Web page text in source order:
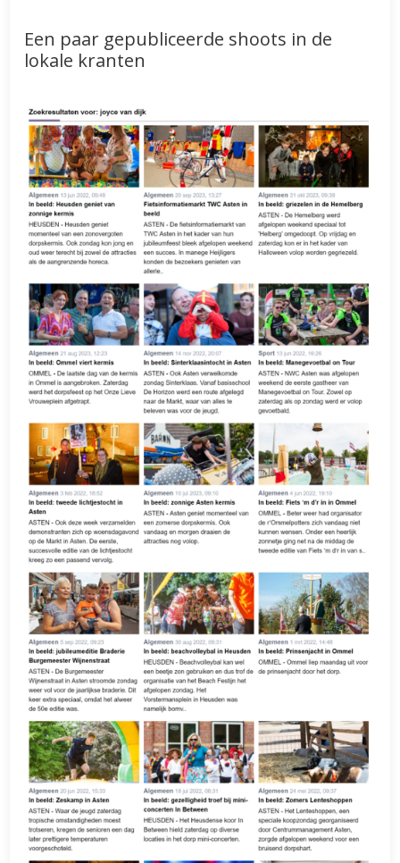
Een paar gepubliceerde shoots in de
lokale kranten